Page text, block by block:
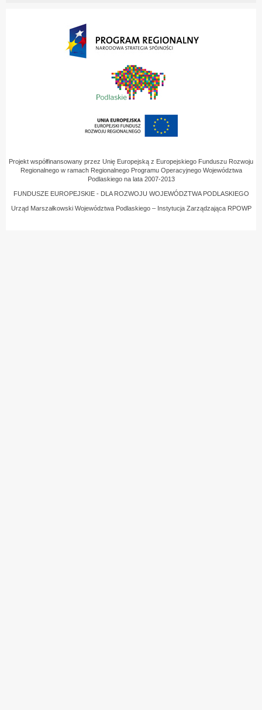
Projekt współfinansowany przez Unię Europejską z Europejskiego Funduszu Rozwoju
Regionalnego w ramach Regionalnego Programu Operacyjnego Województwa
Podlaskiego na lata 2007-2013
FUNDUSZE EUROPEJSKIE - DLA ROZWOJU WOJEWÓDZTWA PODLASKIEGO
Urząd Marszałkowski Województwa Podlaskiego – Instytucja Zarządzająca RPOWP